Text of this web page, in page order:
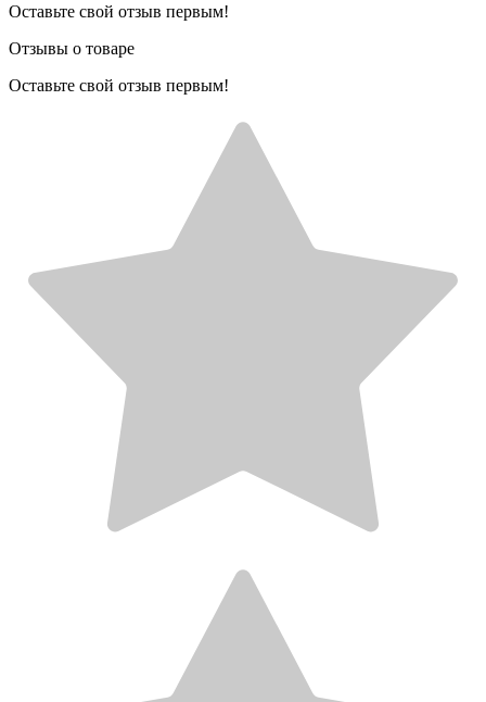
Оставьте свой отзыв первым!
Отзывы о товаре
Оставьте свой отзыв первым!